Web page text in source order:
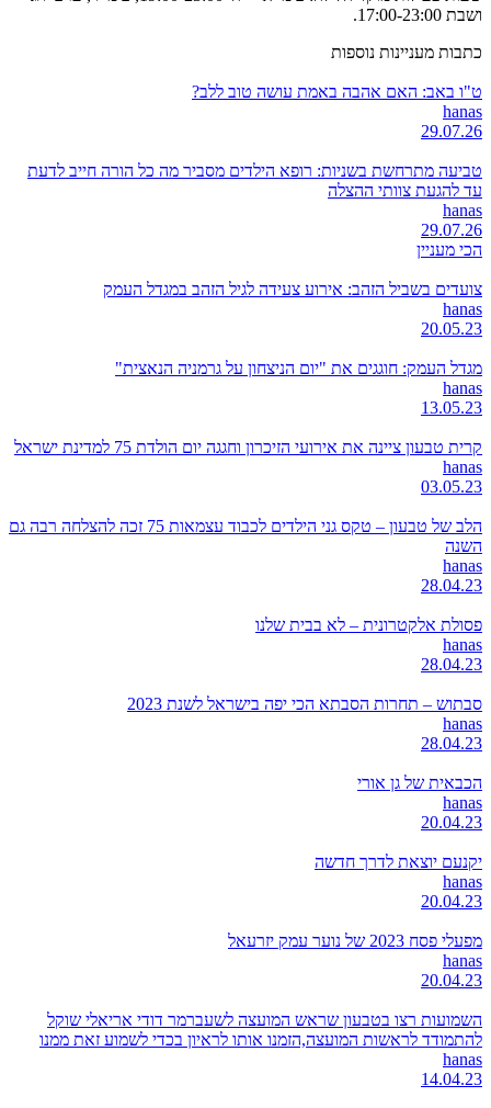
ושבת 17:00-23:00.
כתבות מעניינות נוספות
ט"ו באב: האם אהבה באמת עושה טוב ללב?
hanas
29.07.26
טביעה מתרחשת בשניות: רופא הילדים מסביר מה כל הורה חייב לדעת
עד להגעת צוותי ההצלה
hanas
29.07.26
הכי מעניין
צועדים בשביל הזהב: אירוע צעידה לגיל הזהב במגדל העמק
hanas
20.05.23
מגדל העמק: חוגגים את "יום הניצחון על גרמניה הנאצית"
hanas
13.05.23
קרית טבעון ציינה את אירועי הזיכרון וחגגה יום הולדת 75 למדינת ישראל
hanas
03.05.23
הלב של טבעון – טקס גני הילדים לכבוד עצמאות 75 זכה להצלחה רבה גם
השנה
hanas
28.04.23
פסולת אלקטרונית – לא בבית שלנו
hanas
28.04.23
סבתוש – תחרות הסבתא הכי יפה בישראל לשנת 2023
hanas
28.04.23
הכבאית של גן אורי
hanas
20.04.23
יקנעם יוצאת לדרך חדשה
hanas
20.04.23
מפעלי פסח 2023 של נוער עמק יזרעאל
hanas
20.04.23
השמועות רצו בטבעון שראש המועצה לשעברמר דודי אריאלי שוקל
להתמודד לראשות המועצה,הזמנו אותו לראיון בכדי לשמוע זאת ממנו
hanas
14.04.23